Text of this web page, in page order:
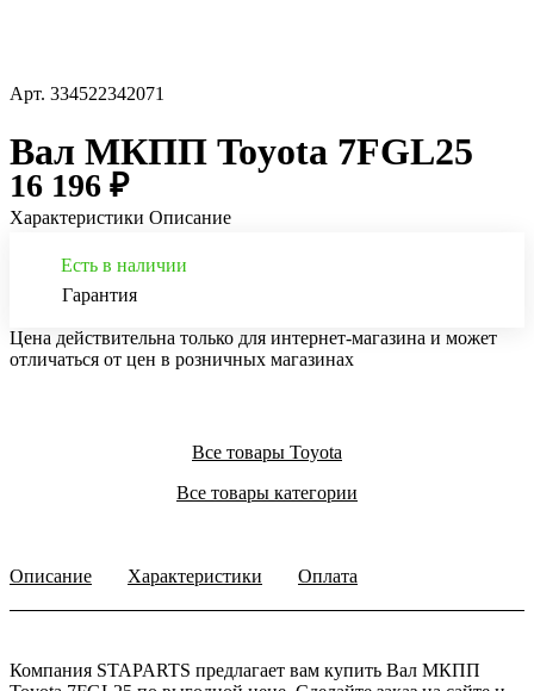
Арт. 334522342071
Вал МКПП Toyota 7FGL25
16 196 ₽
Характеристики Описание
Есть в наличии
Гарантия
Цена действительна только для интернет-магазина и может
отличаться от цен в розничных магазинах
Все товары Toyota
Все товары категории
Описание Характеристики Оплата
Компания STAPARTS предлагает вам купить Вал МКПП